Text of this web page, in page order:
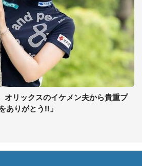
オリックスのイケメン夫から貴重プ
ありがとう!!」